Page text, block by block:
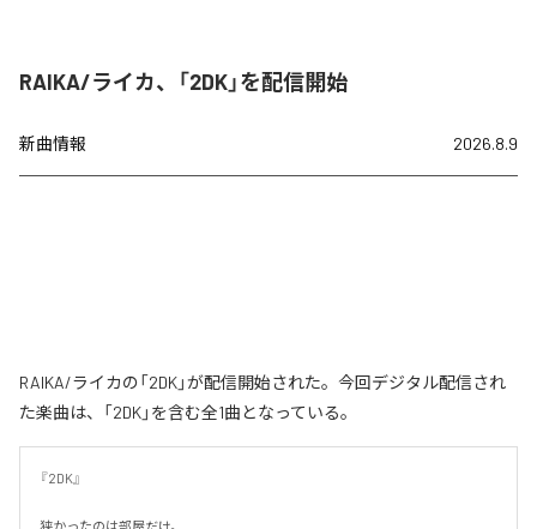
RAIKA/ライカ、「2DK」を配信開始
新曲情報 2026.8.9
RAIKA/ライカの「2DK」が配信開始された。今回デジタル配信され
た楽曲は、「2DK」を含む全1曲となっている。
『2DK』
狭かったのは部屋だけ。